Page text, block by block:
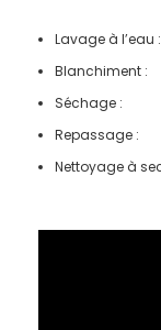
Lavage à l’eau :
Blanchiment :
Séchage :
Repassage :
Nettoyage à